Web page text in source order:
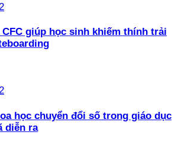
giúp học sinh khiếm thính trải
học chuyển đổi số trong giáo dục
diễn ra